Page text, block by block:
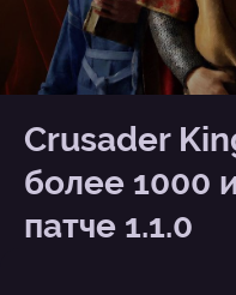
Crusader
более 1000
патче 1.1.0